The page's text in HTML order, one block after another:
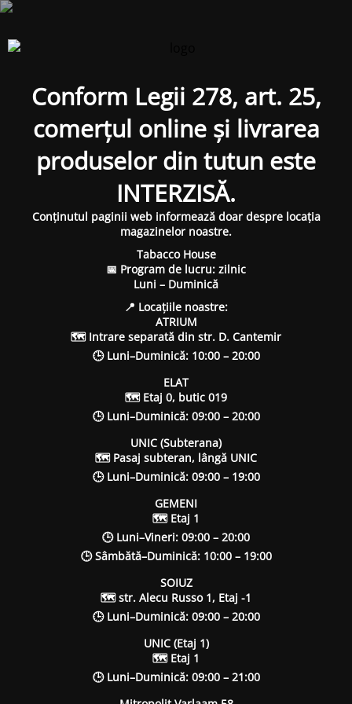
Conform Legii 278, art. 25,
comerțul online și livrarea
produselor din tutun este
INTERZISĂ.
Conținutul paginii web informează doar despre locația
magazinelor noastre.
Tabacco House
📅 Program de lucru: zilnic
Luni – Duminică
📍 Locațiile noastre:
ATRIUM
🗺 Intrare separată din str. D. Cantemir
🕒 Luni–Duminică: 10:00 – 20:00
ELAT
🗺 Etaj 0, butic 019
🕒 Luni–Duminică: 09:00 – 20:00
UNIC (Subterana)
🗺 Pasaj subteran, lângă UNIC
🕒 Luni–Duminică: 09:00 – 19:00
GEMENI
🗺 Etaj 1
🕒 Luni–Vineri: 09:00 – 20:00
🕒 Sâmbătă–Duminică: 10:00 – 19:00
SOIUZ
🗺 str. Alecu Russo 1, Etaj -1
🕒 Luni–Duminică: 09:00 – 20:00
UNIC (Etaj 1)
🗺 Etaj 1
🕒 Luni–Duminică: 09:00 – 21:00